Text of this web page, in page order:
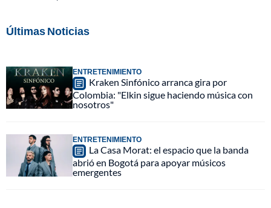
Últimas Noticias
ENTRETENIMIENTO
Kraken Sinfónico arranca gira por
Colombia: "Elkin sigue haciendo música con
nosotros"
ENTRETENIMIENTO
La Casa Morat: el espacio que la banda
abrió en Bogotá para apoyar músicos
emergentes